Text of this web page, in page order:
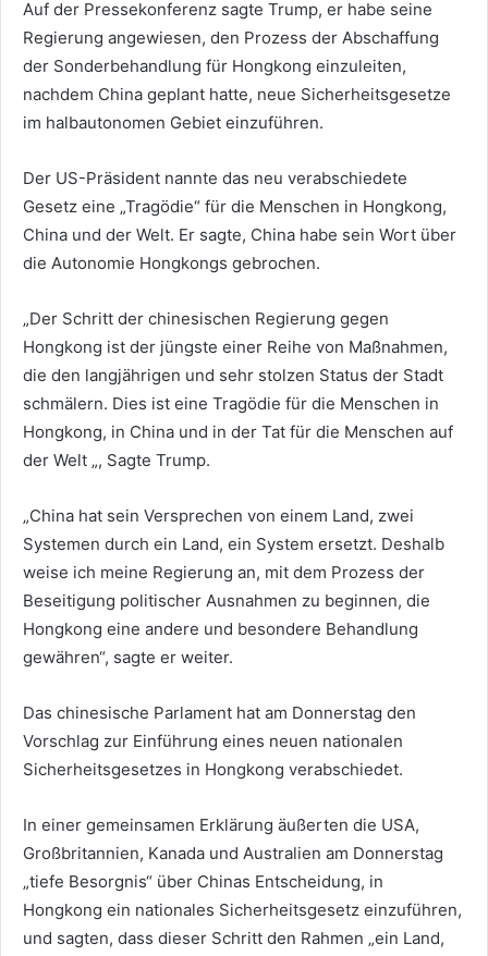
Auf der Pressekonferenz sagte Trump, er habe seine
Regierung angewiesen, den Prozess der Abschaffung
der Sonderbehandlung für Hongkong einzuleiten,
nachdem China geplant hatte, neue Sicherheitsgesetze
im halbautonomen Gebiet einzuführen.
Der US-Präsident nannte das neu verabschiedete
Gesetz eine „Tragödie“ für die Menschen in Hongkong,
China und der Welt. Er sagte, China habe sein Wort über
die Autonomie Hongkongs gebrochen.
„Der Schritt der chinesischen Regierung gegen
Hongkong ist der jüngste einer Reihe von Maßnahmen,
die den langjährigen und sehr stolzen Status der Stadt
schmälern. Dies ist eine Tragödie für die Menschen in
Hongkong, in China und in der Tat für die Menschen auf
der Welt „, Sagte Trump.
„China hat sein Versprechen von einem Land, zwei
Systemen durch ein Land, ein System ersetzt. Deshalb
weise ich meine Regierung an, mit dem Prozess der
Beseitigung politischer Ausnahmen zu beginnen, die
Hongkong eine andere und besondere Behandlung
gewähren“, sagte er weiter.
Das chinesische Parlament hat am Donnerstag den
Vorschlag zur Einführung eines neuen nationalen
Sicherheitsgesetzes in Hongkong verabschiedet.
In einer gemeinsamen Erklärung äußerten die USA,
Großbritannien, Kanada und Australien am Donnerstag
„tiefe Besorgnis“ über Chinas Entscheidung, in
Hongkong ein nationales Sicherheitsgesetz einzuführen,
und sagten, dass dieser Schritt den Rahmen „ein Land,